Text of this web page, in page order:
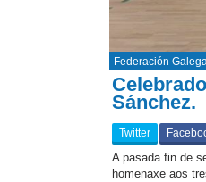
Federación
Sánchez.
Twitter
A pasada fin de
homenaxe aos